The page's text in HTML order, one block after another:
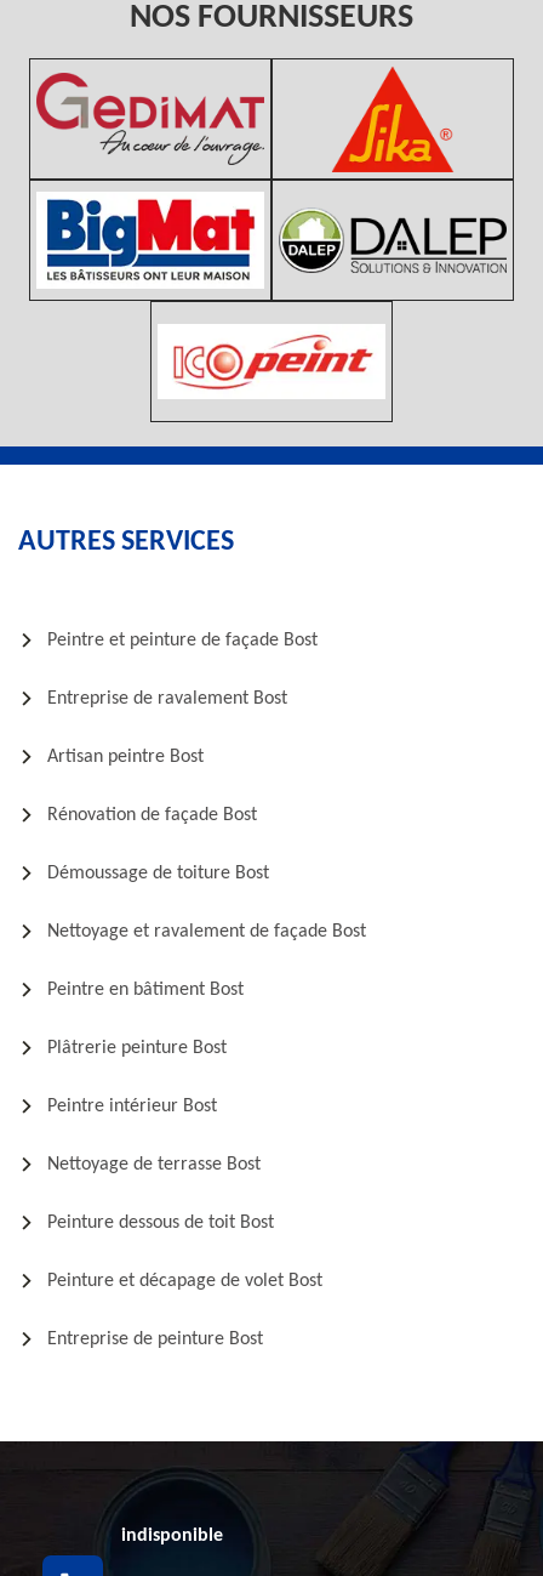
NOS FOURNISSEURS
AUTRES SERVICES
Peintre et peinture de façade Bost
Entreprise de ravalement Bost
Artisan peintre Bost
Rénovation de façade Bost
Démoussage de toiture Bost
Nettoyage et ravalement de façade Bost
Peintre en bâtiment Bost
Plâtrerie peinture Bost
Peintre intérieur Bost
Nettoyage de terrasse Bost
Peinture dessous de toit Bost
Peinture et décapage de volet Bost
Entreprise de peinture Bost
indisponible